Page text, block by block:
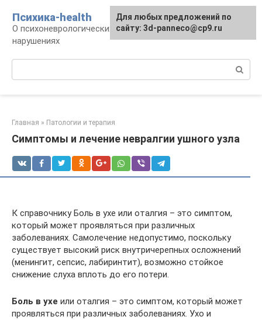
контенту
Психика-health
О психоневрологических патологиях и
нарушениях
Главная » Патологии и терапия
Симптомы и лечение невралгии ушного узла
К справочнику Боль в ухе или оталгия – это симптом,
который может проявляться при различных
заболеваниях. Самолечение недопустимо, поскольку
существует высокий риск внутричерепных осложнений
(менингит, сепсис, лабиринтит), возможно стойкое
снижение слуха вплоть до его потери.
Боль в ухе или оталгия – это симптом, который может
проявляться при различных заболеваниях. Ухо и
Для любых предложений по
сайту: 3d-panneco@cp9.ru